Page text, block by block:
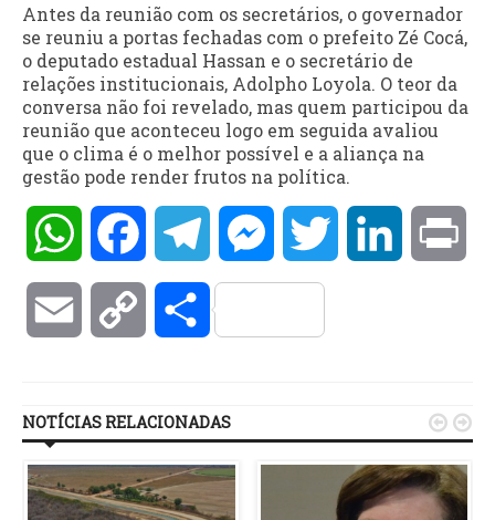
Antes da reunião com os secretários, o governador
se reuniu a portas fechadas com o prefeito Zé Cocá,
o deputado estadual Hassan e o secretário de
relações institucionais, Adolpho Loyola. O teor da
conversa não foi revelado, mas quem participou da
reunião que aconteceu logo em seguida avaliou
que o clima é o melhor possível e a aliança na
gestão pode render frutos na política.
WhatsAppFacebookTelegramMessengerTwitter LinkedIn
Email Copy Compartilhar
NOTÍCIAS RELACIONADAS  